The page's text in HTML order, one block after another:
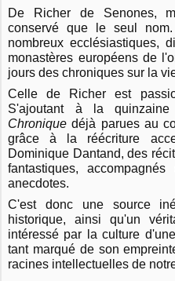
De Richer de Senones,
conservé que le seul
nombreux ecclésiastiques,
monastères européens de
jours des chroniques sur la
Celle de Richer est
S'ajoutant à la
Chronique déjà parues au
grâce à la réécriture
Dominique Dantand, des
fantastiques,
anecdotes.
C'est donc une source
historique, ainsi qu'un
intéressé par la culture
tant marqué de son
racines intellectuelles de